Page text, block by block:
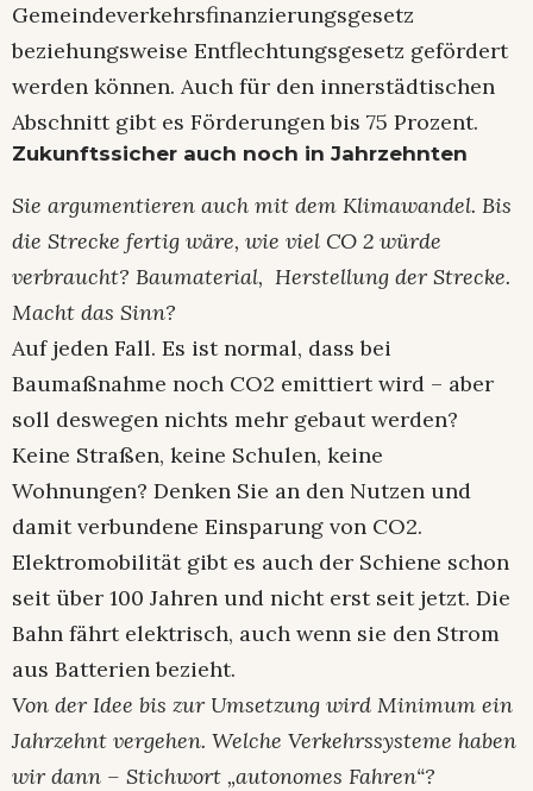
Gemeindeverkehrsfinanzierungsgesetz
beziehungsweise Entflechtungsgesetz gefördert
werden können. Auch für den innerstädtischen
Abschnitt gibt es Förderungen bis 75 Prozent.
Zukunftssicher auch noch in Jahrzehnten
Sie argumentieren auch mit dem Klimawandel. Bis
die Strecke fertig wäre, wie viel CO 2 würde
verbraucht? Baumaterial, Herstellung der Strecke.
Macht das Sinn?
Auf jeden Fall. Es ist normal, dass bei
Baumaßnahme noch CO2 emittiert wird – aber
soll deswegen nichts mehr gebaut werden?
Keine Straßen, keine Schulen, keine
Wohnungen? Denken Sie an den Nutzen und
damit verbundene Einsparung von CO2.
Elektromobilität gibt es auch der Schiene schon
seit über 100 Jahren und nicht erst seit jetzt. Die
Bahn fährt elektrisch, auch wenn sie den Strom
aus Batterien bezieht.
Von der Idee bis zur Umsetzung wird Minimum ein
Jahrzehnt vergehen. Welche Verkehrssysteme haben
wir dann – Stichwort „autonomes Fahren“?